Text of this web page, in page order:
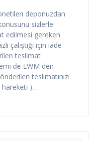
deponuzdan
sizlerle
edilmesi gereken
çalıştığı için iade
teslimat
de EWM den
teslimatınızı
hareketi )…